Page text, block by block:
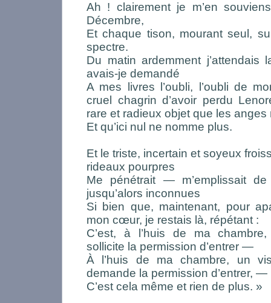
Ah ! clairement je m’en
Décembre,
Et chaque tison, mourant seul,
spectre.
Du matin ardemment
avais-je demandé
A mes livres l’oubli, l’oubli de
cruel chagrin d’avoir perdu
rare et radieux objet que les
Et qu’ici nul ne nomme plus.
Et le triste, incertain et soyeux
rideaux pourpres
Me pénétrait — m’emplissait de
jusqu’alors inconnues
Si bien que, maintenant, pour
mon cœur, je restais là, répétant :
C’est, à l’huis de ma
sollicite la permission d’entrer —
À l’huis de ma chambre, un
demande la permission d’entrer, —
C’est cela même et rien de plus. »